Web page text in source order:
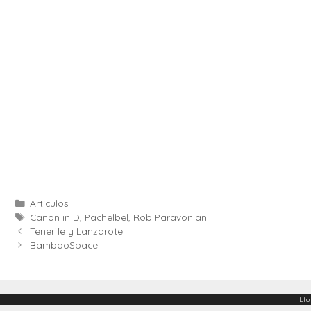
Categories
Artículos
Etiquetes
Canon in D Pachelbel Rob Paravonian
Tenerife y Lanzarote
BambooSpace